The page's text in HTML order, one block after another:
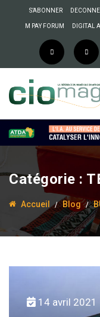
S’ABONNER
M PAY FORUM DIGITAL
Catégorie :
Accueil Blog
14 avril 2021